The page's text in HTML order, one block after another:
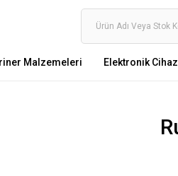
Malzemeleri Elektronik